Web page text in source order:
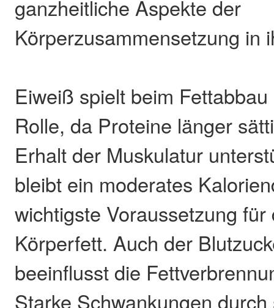
ganzheitliche Aspekte der
Körperzusammensetzung in
Eiweiß spielt beim
Rolle, da Proteine länger
Erhalt der Muskulatur
bleibt ein moderates
wichtigste Voraussetzung
Körperfett. Auch der
beeinflusst die
Starke Schwankungen